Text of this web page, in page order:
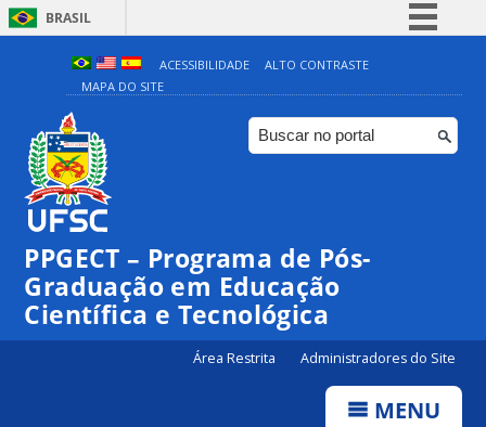
BRASIL
Simplifique!
Comunica BR
Participe
ACESSIBILIDADE
ALTO CONTRASTE
MAPA DO SITE
PPGECT – Programa de Pós-
Graduação em Educação
Científica e Tecnológica
Área Restrita Administradores do Site
MENU